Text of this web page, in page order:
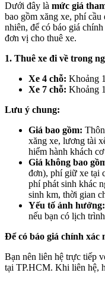
Dưới đây là mức giá
bao gồm xăng xe, phí
nhiên, để có báo giá
đơn vị cho thuê xe.
1. Thuê xe đi về trong
Xe 4 chỗ: Khoảng
Xe 7 chỗ: Khoảng
Lưu ý chung:
Giá bao gồm:
xăng xe, lương tài
hiểm hành khách cơ
Giá không bao
đơn), phí giữ xe tại
phí phát sinh khác
sinh km, thời gian
Yếu tố ảnh hưởng:
nếu bạn có lịch
Để có báo giá chính xác
Bạn nên liên hệ trực tiếp
tại TP.HCM. Khi liên hệ,